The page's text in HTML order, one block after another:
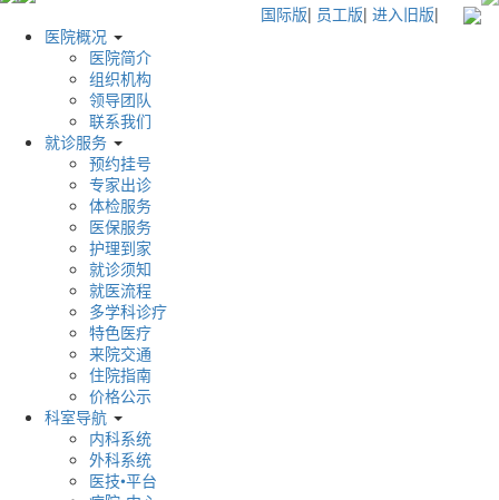
国际版| 员工版| 进入旧版|
医院概况
医院简介
组织机构
领导团队
联系我们
就诊服务
预约挂号
专家出诊
体检服务
医保服务
护理到家
就诊须知
就医流程
多学科诊疗
特色医疗
来院交通
住院指南
价格公示
科室导航
内科系统
外科系统
医技•平台